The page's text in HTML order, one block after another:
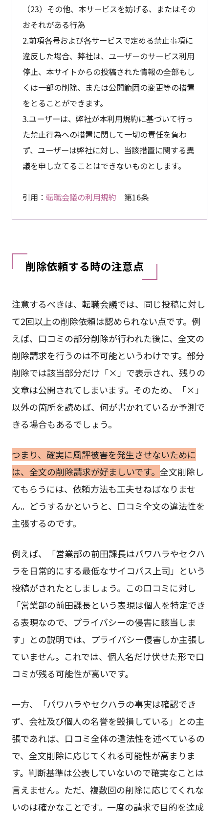
（23）その他、本サービスを妨げる、またはその
おそれがある行為
2.前項各号および各サービスで定める禁止事項に
違反した場合、弊社は、ユーザーのサービス利用
停止、本サイトからの投稿された情報の全部もし
くは一部の削除、または公開範囲の変更等の措置
をとることができます。
3.ユーザーは、弊社が本利用規約に基づいて行っ
た禁止行為への措置に関して一切の責任を負わ
ず、ユーザーは弊社に対し、当該措置に関する異
議を申し立てることはできないものとします。
引用： 転職会議の利用規約 第16条
削除依頼する時の注意点
注意するべきは、転職会議では、同じ投稿に対し
て2回以上の削除依頼は認められない点です。例
えば、口コミの部分削除が行われた後に、全文の
削除請求を行うのは不可能というわけです。部分
削除では該当部分だけ「×」で表示され、残りの
文章は公開されてしまいます。そのため、「×」
以外の箇所を読めば、何が書かれているか予測で
きる場合もあるでしょう。
つまり、確実に風評被害を発生させないために
は、全文の削除請求が好ましいです。 全文削除し
てもらうには、依頼方法も工夫せねばなりませ
ん。どうするかというと、口コミ全文の違法性を
主張するのです。
例えば、「営業部の前田課長はパワハラやセクハ
ラを日常的にする最低なサイコパス上司」という
投稿がされたとしましょう。この口コミに対し
「営業部の前田課長という表現は個人を特定でき
る表現なので、プライバシーの侵害に該当しま
す」との説明では、プライバシー侵害しか主張し
ていません。これでは、個人名だけ伏せた形で口
コミが残る可能性が高いです。
一方、「パワハラやセクハラの事実は確認でき
ず、会社及び個人の名誉を毀損している」との主
張であれば、口コミ全体の違法性を述べているの
で、全文削除に応じてくれる可能性が高まりま
す。判断基準は公表していないので確実なことは
言えません。ただ、複数回の削除に応じてくれな
いのは確かなことです。一度の請求で目的を達成